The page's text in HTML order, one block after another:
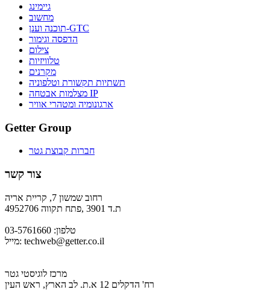
גיימינג
מחשוב
תוכנה וענן-GTC
הדפסה וגימור
צילום
טלוויזיות
מקרנים
תשתיות תקשורת וטלפוניה
מצלמות אבטחה IP
ארגונומיה ומטהרי אוויר
Getter Group
חברות קבוצת גטר
צור קשר
רחוב שמשון 7, קריית אריה
ת.ד 3901 ,פתח תקווה 4952706
טלפון: 03-5761660
מייל: techweb@getter.co.il
מרכז לוגיסטי גטר
רח' הדקלים 12 א.ת. לב הארץ, ראש העין